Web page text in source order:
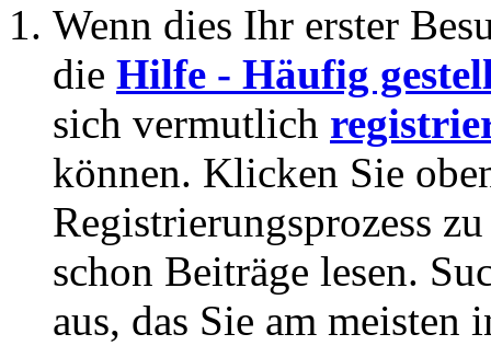
Wenn dies Ihr erster
die Hilfe - Häufig
sich vermutlich
können. Klicken Sie
Registrierungsprozess
schon Beiträge lesen.
aus, das Sie am meisten